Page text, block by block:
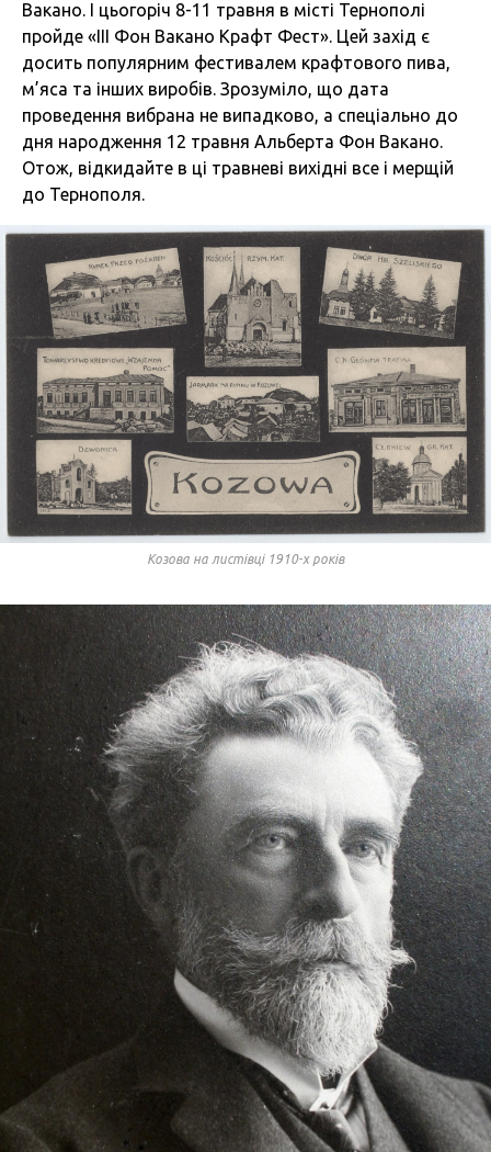
Вакано. І цьогоріч 8-11 травня в місті Тернополі
пройде «ІІІ Фон Вакано Крафт Фест». Цей захід є
досить популярним фестивалем крафтового пива,
м’яса та інших виробів. Зрозуміло, що дата
проведення вибрана не випадково, а спеціально до
дня народження 12 травня Альберта Фон Вакано.
Отож, відкидайте в ці травневі вихідні все і мерщій
до Тернополя.
Козова на листівці 1910-х років